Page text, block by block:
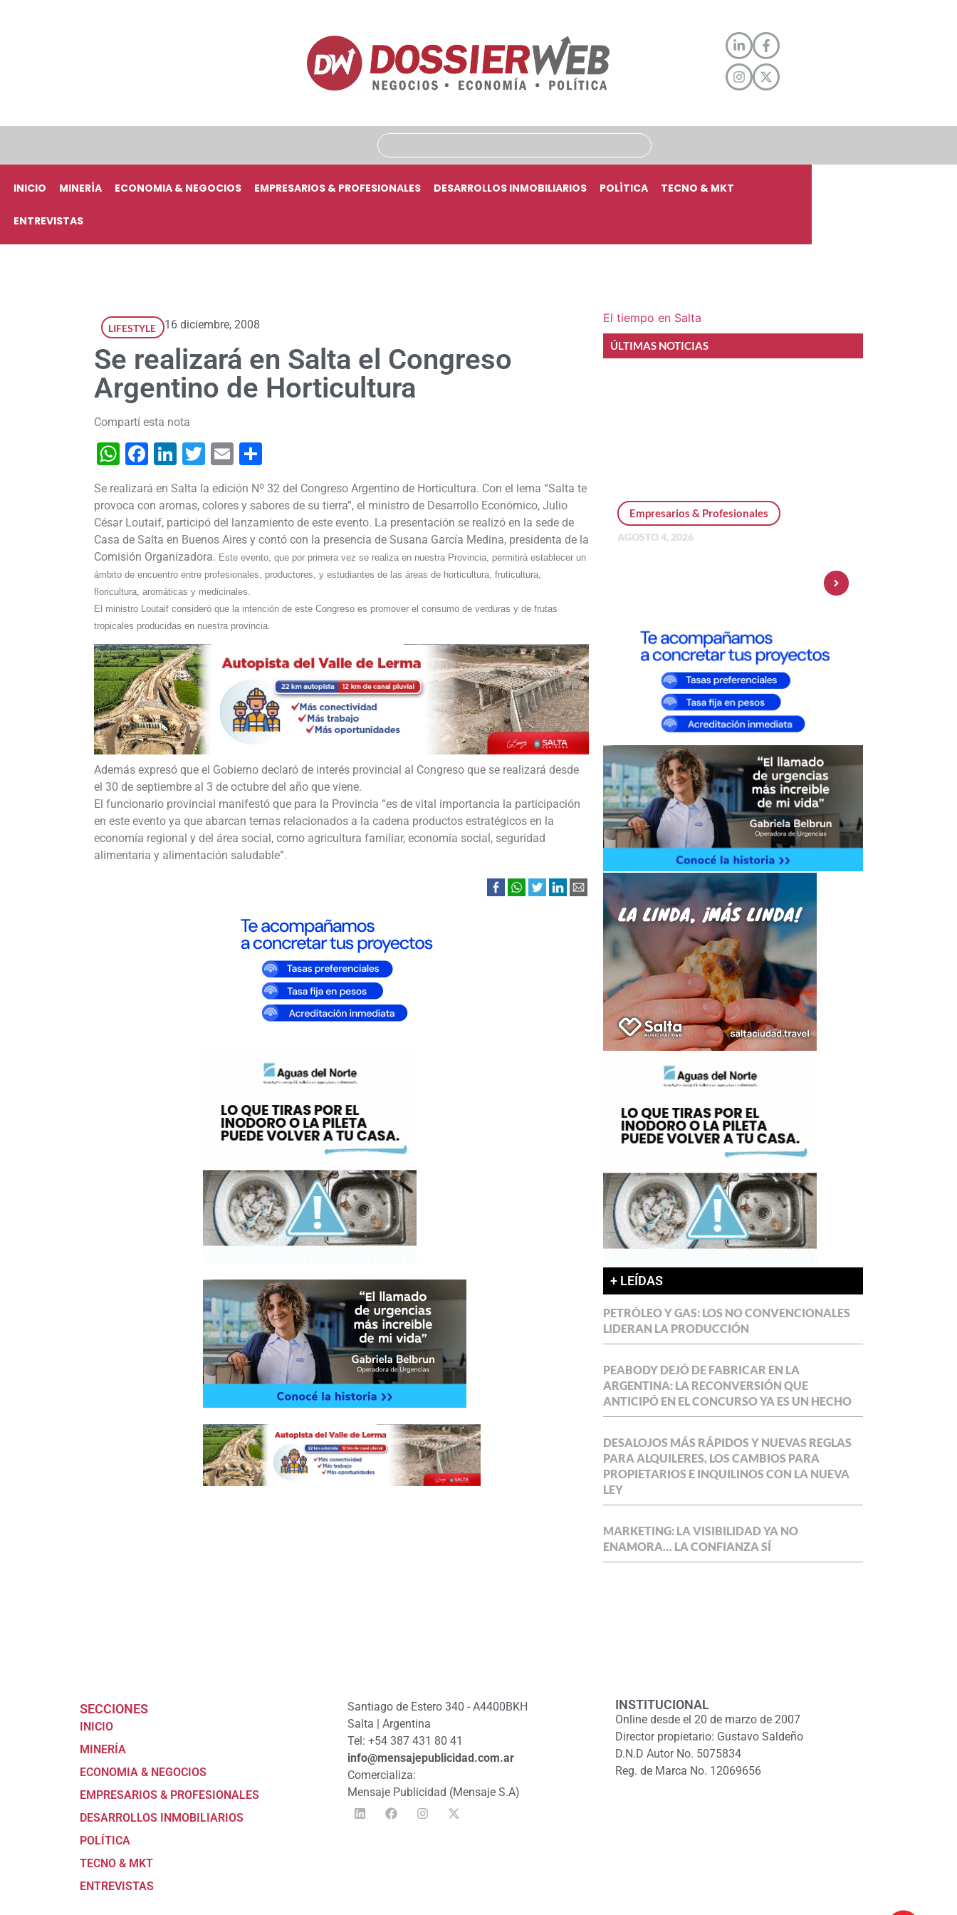
INICIO MINERÍA ECONOMIA & NEGOCIOS EMPRESARIOS & PROFESIONALES DESARROLLOS INMOBILIARIOS POLÍTICA TECNO & MKT
ENTREVISTAS
LIFESTYLE 16 diciembre, 2008
Se realizará en Salta el Congreso
Argentino de Horticultura
Compartí esta nota
WhatsApp
Facebook
LinkedIn
Twitter
Email
Se realizará en Salta la edición Nº 32 del Congreso Argentino de Horticultura. Con el lema “Salta te
provoca con aromas, colores y sabores de su tierra”, el ministro de Desarrollo Económico, Julio
César Loutaif, participó del lanzamiento de este evento. La presentación se realizó en la sede de
Casa de Salta en Buenos Aires y contó con la presencia de Susana García Medina, presidenta de la
Comisión Organizadora. Este evento, que por primera vez se realiza en nuestra Provincia, permitirá establecer un
ámbito de encuentro entre profesionales, productores, y estudiantes de las áreas de horticultura, fruticultura,
floricultura, aromáticas y medicinales.
El ministro Loutaif consideró que la intención de este Congreso es promover el consumo de verduras y de frutas
tropicales producidas en nuestra provincia.
Además expresó que el Gobierno declaró de interés provincial al Congreso que se realizará desde
el 30 de septiembre al 3 de octubre del año que viene.
El funcionario provincial manifestó que para la Provincia “es de vital importancia la participación
en este evento ya que abarcan temas relacionados a la cadena productos estratégicos en la
economía regional y del área social, como agricultura familiar, economía social, seguridad
alimentaria y alimentación saludable”.
El tiempo en Salta
ÚLTIMAS NOTICIAS
Empresarios & Profesionales
AGOSTO 4, 2026
+ LEÍDAS
PETRÓLEO Y GAS: LOS NO CONVENCIONALES
LIDERAN LA PRODUCCIÓN
PEABODY DEJÓ DE FABRICAR EN LA
ARGENTINA: LA RECONVERSIÓN QUE
ANTICIPÓ EN EL CONCURSO YA ES UN HECHO
DESALOJOS MÁS RÁPIDOS Y NUEVAS REGLAS
PARA ALQUILERES, LOS CAMBIOS PARA
PROPIETARIOS E INQUILINOS CON LA NUEVA
LEY
MARKETING: LA VISIBILIDAD YA NO
ENAMORA… LA CONFIANZA SÍ
SECCIONES
INICIO
MINERÍA
ECONOMIA & NEGOCIOS
EMPRESARIOS & PROFESIONALES
DESARROLLOS INMOBILIARIOS
POLÍTICA
TECNO & MKT
ENTREVISTAS
Santiago de Estero 340 - A4400BKH
Salta | Argentina
Tel: +54 387 431 80 41
info@mensajepublicidad.com.ar
Comercializa:
Mensaje Publicidad (Mensaje S.A)
INSTITUCIONAL
Online desde el 20 de marzo de 2007
Director propietario: Gustavo Saldeño
D.N.D Autor No. 5075834
Reg. de Marca No. 12069656